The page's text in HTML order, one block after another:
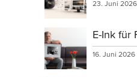
23. Juni 2026
E-Ink für
16. Juni 2026